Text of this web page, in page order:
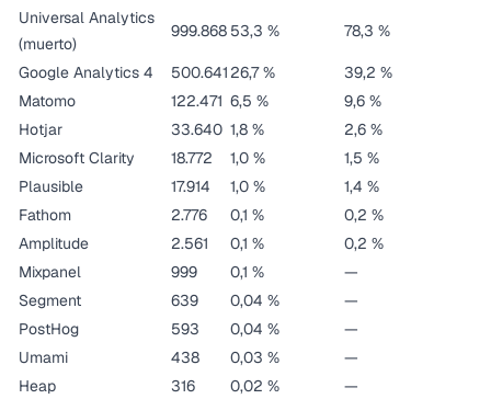
Universal Analytics
(muerto)
999.868 53,3 % 78,3 %
Google Analytics 4 500.641 26,7 %
39,2 %
Matomo
122.471 6,5 %
9,6 %
Hotjar
33.640 1,8 %
2,6 %
Microsoft Clarity
18.772 1,0 %
1,5 %
Plausible
17.914 1,0 %
1,4 %
Fathom
2.776 0,1 %
0,2 %
Amplitude
2.561 0,1 %
0,2 %
Mixpanel
999 0,1 %
—
Segment
639 0,04 %
—
PostHog
593 0,04 %
—
Umami
438 0,03 %
—
Heap
316 0,02 %
—